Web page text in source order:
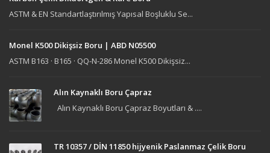
ASTM & EN Standartlaştırılmış Yapısal Boşluklu Se...
Monel K500 Dikişsiz Boru | ABD N05500
ASTM B163 · B165 · QQ-N-286 Monel K500 Dikişsiz...
Alın Kaynaklı Boru Çapraz
Alın Kaynaklı Boru Çapraz Boyutları & ....
TR 10357 / DİN 11850 hijyenik Paslanmaz Çelik Boru